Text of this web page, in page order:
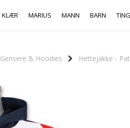
KLÆR MARIUS MANN BARN
Gensere & Hoodies Hettejakke -